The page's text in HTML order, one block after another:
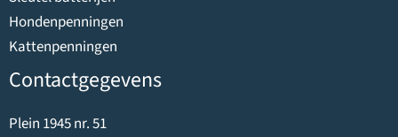
Hondenpenningen
Kattenpenningen
Contactgegevens
Plein 1945 nr. 51